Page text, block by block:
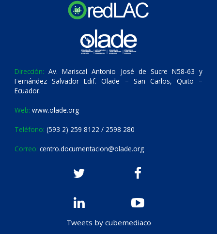
Dirección: Av. Mariscal Antonio José de Sucre N58-63 y
Fernández Salvador Edif. Olade – San Carlos, Quito –
Ecuador.
Web: www.olade.org
Teléfono: (593 2) 259 8122 / 2598 280
Correo: centro.documentacion@olade.org
Tweets by cubemediaco